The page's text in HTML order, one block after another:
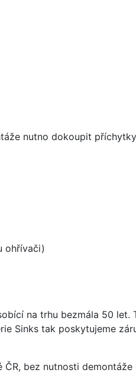
nutno dokoupit
ohřívači)
na trhu bezmála 50
Sinks tak poskytujeme
bez nutnosti demontáže